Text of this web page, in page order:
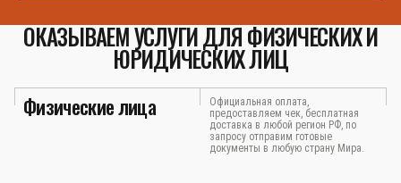
ОКАЗЫВАЕМ УСЛУГИ ДЛЯ ФИЗИЧЕСКИХ И
ЮРИДИЧЕСКИХ ЛИЦ
Физические лица
Официальная оплата,
предоставляем чек, бесплатная
доставка в любой регион РФ, по
запросу отправим готовые
документы в любую страну Мира.